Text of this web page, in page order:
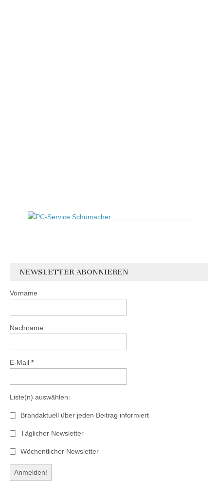
NEWSLETTER ABONNIEREN
Vorname
Nachname
E-Mail *
Liste(n) auswählen:
Brandaktuell über jeden Beitrag informiert
Täglicher Newsletter
Wöchentlicher Newsletter